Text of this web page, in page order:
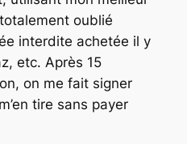
oublié
interdite achetée il y
etc. Après 15
on me fait signer
tire sans payer